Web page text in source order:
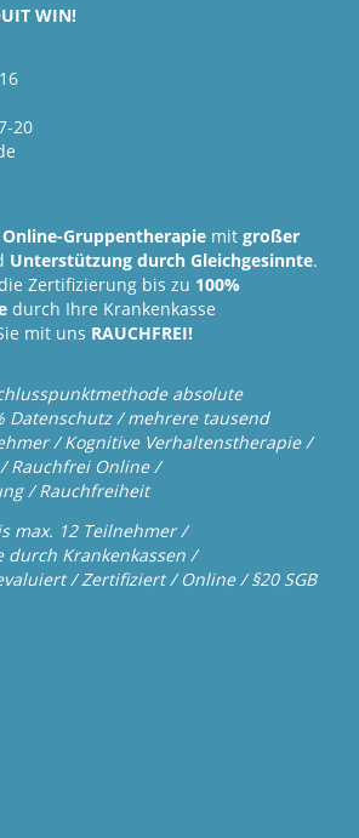
WIN!
20
Online-Gruppentherapie mit großer
Unterstützung durch Gleichgesinnte.
Zertifizierung bis zu 100%
durch Ihre Krankenkasse
mit uns RAUCHFREI!
absolute
Datenschutz / mehrere tausend
/ Kognitive Verhaltenstherapie /
Rauchfrei Online /
/ Rauchfreiheit
max. 12 Teilnehmer /
durch Krankenkassen /
/ Zertifiziert / Online / §20 SGB